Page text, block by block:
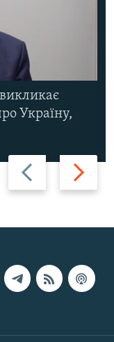
Назад Вперед
Україну,